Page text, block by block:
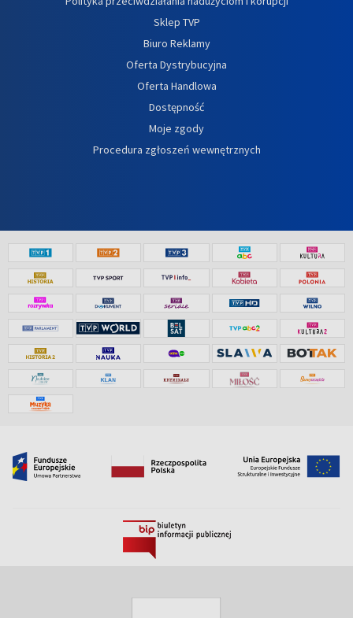
Sklep TVP
Biuro Reklamy
Oferta Dystrybucyjna
Oferta Handlowa
Dostępność
Moje zgody
Procedura zgłoszeń wewnętrznych